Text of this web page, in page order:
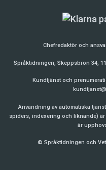
Chefredaktör och
Språktidningen, Skeppsbron 34,
Kundtjänst och
Användning av automatiska
spiders, indexering och liknande)
är
© Språktidningen och